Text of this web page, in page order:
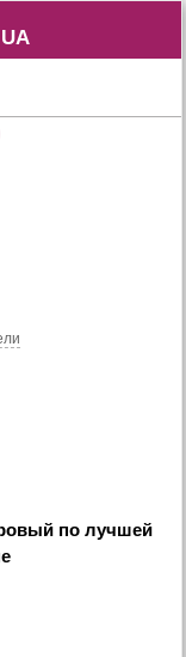
UA
UA
по лучшей